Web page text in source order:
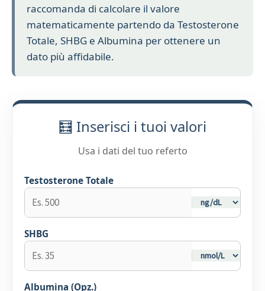
raccomanda di calcolare il valore
matematicamente partendo da Testosterone
Totale, SHBG e Albumina per ottenere un
dato più affidabile.
🧮 Inserisci i tuoi valori
Usa i dati del tuo referto
Testosterone Totale
SHBG
Albumina (Opz.)